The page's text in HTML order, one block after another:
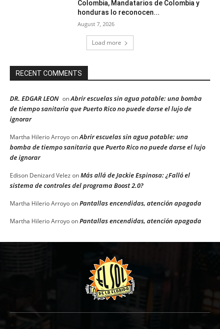
Colombia, Mandatarios de Colombia y
honduras lo reconocen...
August 7, 2026
Load more
RECENT COMMENTS
DR. EDGAR LEON onAbrir escuelas sin agua potable: una bomba
de tiempo sanitaria que Puerto Rico no puede darse el lujo de
ignorar
Martha Hilerio ArroyoonAbrir escuelas sin agua potable: una
bomba de tiempo sanitaria que Puerto Rico no puede darse el lujo
de ignorar
Edison Denizard Velez onMás allá de Jackie Espinosa: ¿Falló el
sistema de controles del programa Boost 2.0?
Martha Hilerio ArroyoonPantallas encendidas, atención apagada
Martha Hilerio ArroyoonPantallas encendidas, atención apagada